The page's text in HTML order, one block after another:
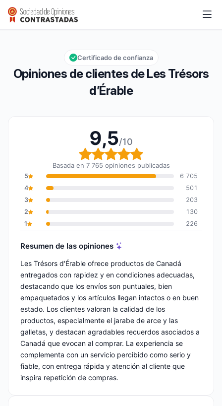
Les Trésors d’Érable
Calificación global: 9,5 de 10
9,5/10
Opiniones de clientes de Les Trésors
d’Érable
Certificado de confianza
9,5/10
Calificación global: 9,5
Basada en 7 765 opiniones publicadas
5
6 705
4
501
3
203
2
130
1
226
Resumen de las opiniones
Les Trésors d'Érable ofrece productos de Canadá
entregados con rapidez y en condiciones adecuadas,
destacando que los envíos son puntuales, bien
empaquetados y los artículos llegan intactos o en buen
estado. Los clientes valoran la calidad de los
productos, especialmente el jarabe de arce y las
galletas, y destacan agradables recuerdos asociados a
Canadá que evocan al comprar. La experiencia se
complementa con un servicio percibido como serio y
fiable, con entrega rápida y atención al cliente que
inspira repetición de compras.